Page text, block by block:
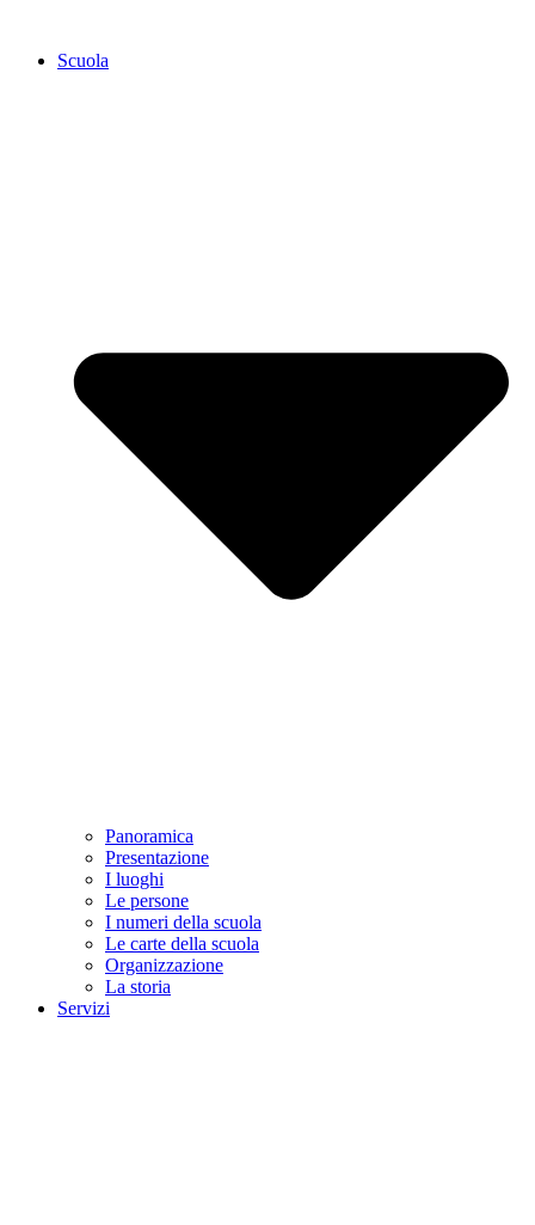
Scuola
Panoramica
Presentazione
I luoghi
Le persone
I numeri della scuola
Le carte della scuola
Organizzazione
La storia
Servizi